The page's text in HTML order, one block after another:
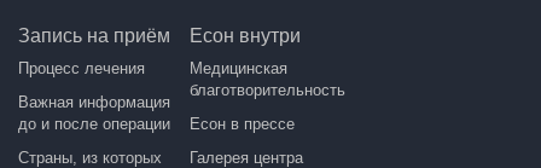
Запись на приём
Процесс лечения
Важная информация
до и после операции
Страны, из которых
Есон внутри
Медицинская
благотворительность
Есон в прессе
Галерея центра